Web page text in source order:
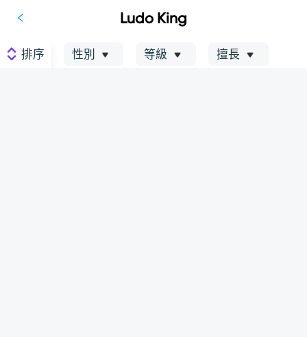
Ludo King
排序 性別 等級 擅長